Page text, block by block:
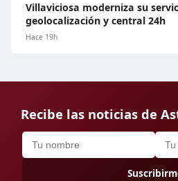
Villaviciosa moderniza su
geolocalización y central 24h
Hace 19h
Recibe las noticias de